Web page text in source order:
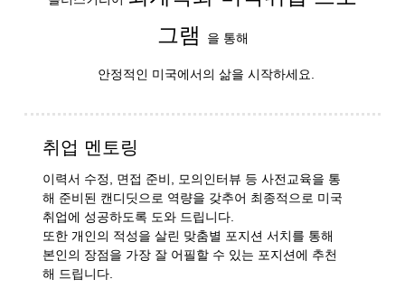
그램
을 통해
안정적인 미국에서의 삶을 시작하세요.
취업 멘토링
이력서 수정, 면접 준비, 모의인터뷰 등 사전교육을 통
해 준비된 캔디딧으로 역량을 갖추어 최종적으로 미국
취업에 성공하도록 도와 드립니다.
또한 개인의 적성을 살린 맞춤별 포지션 서치를 통해
본인의 장점을 가장 잘 어필할 수 있는 포지션에 추천
해 드립니다.